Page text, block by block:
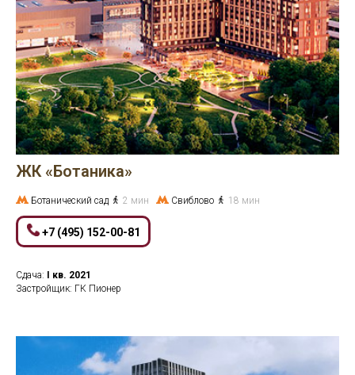
ЖК «Ботаника»
Ботанический сад 2 мин Свиблово 18 мин
+7 (495) 152-00-81
Сдача: I кв. 2021
Застройщик: ГК Пионер